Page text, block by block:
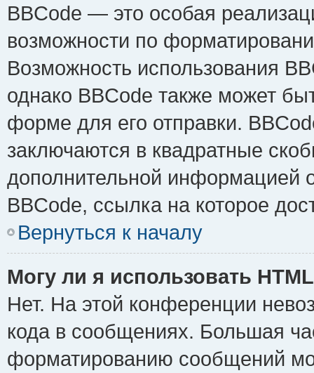
BBCode — это особая
возможности по
Возможность использования
однако BBCode также может
форме для его отправки.
заключаются в квадратные
дополнительной информацией
BBCode, ссылка на которое
Вернуться к началу
Могу ли я использовать
Нет. На этой конференции
кода в сообщениях. Большая
форматированию сообщений